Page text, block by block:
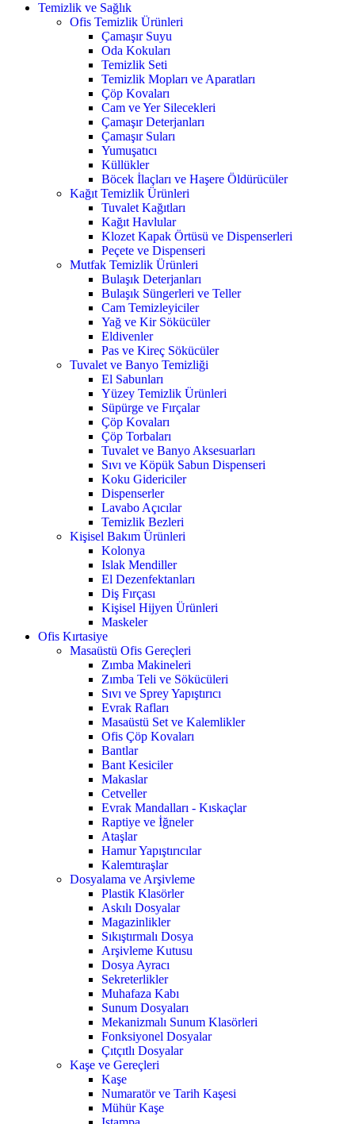
Temizlik ve Sağlık
Ofis Temizlik Ürünleri
Çamaşır Suyu
Oda Kokuları
Temizlik Seti
Temizlik Mopları ve Aparatları
Çöp Kovaları
Cam ve Yer Silecekleri
Çamaşır Deterjanları
Çamaşır Suları
Yumuşatıcı
Küllükler
Böcek İlaçları ve Haşere Öldürücüler
Kağıt Temizlik Ürünleri
Tuvalet Kağıtları
Kağıt Havlular
Klozet Kapak Örtüsü ve Dispenserleri
Peçete ve Dispenseri
Mutfak Temizlik Ürünleri
Bulaşık Deterjanları
Bulaşık Süngerleri ve Teller
Cam Temizleyiciler
Yağ ve Kir Sökücüler
Eldivenler
Pas ve Kireç Sökücüler
Tuvalet ve Banyo Temizliği
El Sabunları
Yüzey Temizlik Ürünleri
Süpürge ve Fırçalar
Çöp Kovaları
Çöp Torbaları
Tuvalet ve Banyo Aksesuarları
Sıvı ve Köpük Sabun Dispenseri
Koku Gidericiler
Dispenserler
Lavabo Açıcılar
Temizlik Bezleri
Kişisel Bakım Ürünleri
Kolonya
Islak Mendiller
El Dezenfektanları
Diş Fırçası
Kişisel Hijyen Ürünleri
Maskeler
Ofis Kırtasiye
Masaüstü Ofis Gereçleri
Zımba Makineleri
Zımba Teli ve Sökücüleri
Sıvı ve Sprey Yapıştırıcı
Evrak Rafları
Masaüstü Set ve Kalemlikler
Ofis Çöp Kovaları
Bantlar
Bant Kesiciler
Makaslar
Cetveller
Evrak Mandalları - Kıskaçlar
Raptiye ve İğneler
Ataşlar
Hamur Yapıştırıcılar
Kalemtıraşlar
Dosyalama ve Arşivleme
Plastik Klasörler
Askılı Dosyalar
Magazinlikler
Sıkıştırmalı Dosya
Arşivleme Kutusu
Dosya Ayracı
Sekreterlikler
Muhafaza Kabı
Sunum Dosyaları
Mekanizmalı Sunum Klasörleri
Fonksiyonel Dosyalar
Çıtçıtlı Dosyalar
Kaşe ve Gereçleri
Kaşe
Numaratör ve Tarih Kaşesi
Mühür Kaşe